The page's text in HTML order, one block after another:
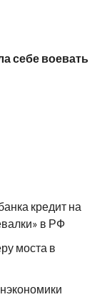
себе воевать
кредит на
в РФ
моста в